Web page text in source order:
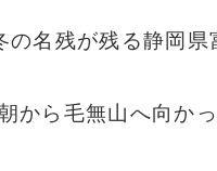
の名残が残る静岡県
から毛無山へ向かっ